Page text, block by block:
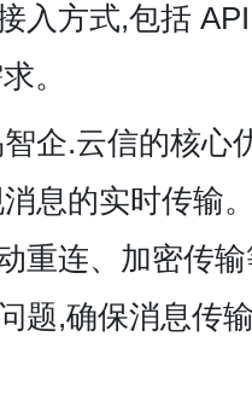
入方式,包括
。
企.云信的核心
息的实时传输
重连、加密传
题,确保消息传